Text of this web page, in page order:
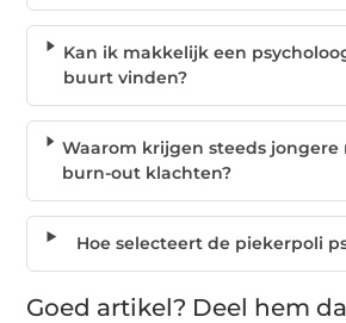
Kan ik makkelijk een
buurt vinden?
Waarom krijgen steeds jongere
burn-out klachten?
Hoe selecteert de piekerpoli
Goed artikel? Deel hem